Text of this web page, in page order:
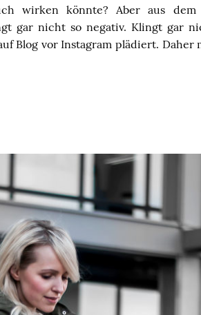
wirken könnte? Aber aus dem
gar nicht so negativ. Klingt gar
Blog vor Instagram plädiert. Daher